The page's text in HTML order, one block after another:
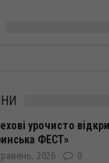
урочисто
ФЕСТ»
2026 0